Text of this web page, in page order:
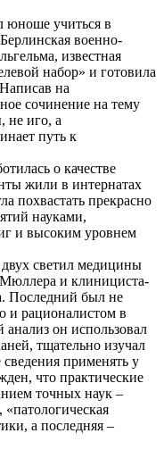
юноше учиться в
военно-
известная
набор» и готовила
на
сочинение на тему
не иго, а
путь к
о качестве
жили в интернатах
похвастать прекрасно
науками,
и высоким уровнем
светил медицины
и клинициста-
Последний был не
и рационалистом в
он использовал
тщательно изучал
применять у
что практические
точных наук –
а последняя –